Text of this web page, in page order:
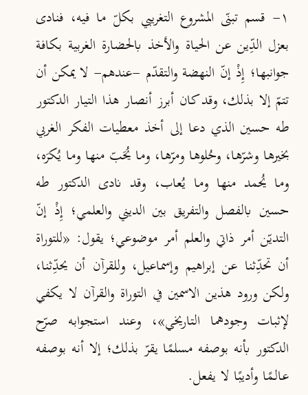
١- قسم تبنّى المشروع التغريبي بكلّ ما فيه، فنادى
بعزل الدِّين عن الحياة والأخذ بالحضارة الغربية بكافة
جوانبها؛ إِذْ إنّ النهضة والتقدّم -عندهم- لا يمكن أن
تتمّ إلا بذلك، وقد كان أبرز أنصار هذا التيار الدكتور
طه حسين الذي دعا إلى أخذ معطيات الفكر الغربي
بخيرها وشرّها، وحُلوها ومرّها، وما يُحَبّ منها وما يُكرَه،
وما يُحمد منها وما يُعاب، وقد نادى الدكتور طه
حسين بالفصل والتفريق بين الديني والعلمي؛ إِذْ إنّ
التديّن أمر ذاتي والعلم أمر موضوعي؛ يقول: «للتوراة
أن تحدِّثنا عن إبراهيم وإسماعيل، وللقرآن أن يحدِّثنا،
ولكن ورود هذين الاسمين في التوراة والقرآن لا يكفي
لإثبات وجودهما التاريخي»، وعند استجوابه صرّح
الدكتور بأنه بوصفه مسلمًا يقرّ بذلك؛ إلا أنه بوصفه
عالـمًا وأديبًا لا يفعل.